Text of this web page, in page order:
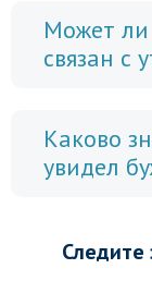
Может ли
связан с
Каково
увидел
Следите